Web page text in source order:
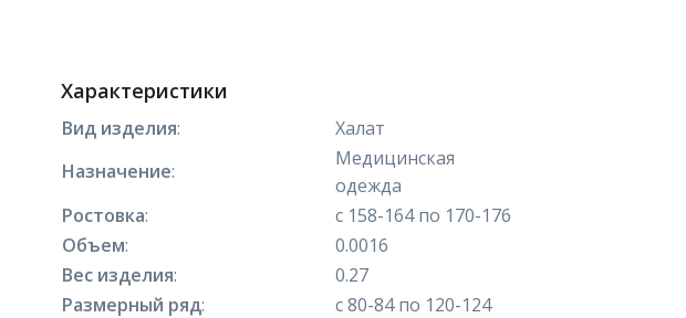
Характеристики
Вид изделия:
Халат
Назначение:
Медицинская
одежда
Ростовка:
с 158-164 по 170-176
Объем:
0.0016
Вес изделия:
0.27
Размерный ряд:
с 80-84 по 120-124